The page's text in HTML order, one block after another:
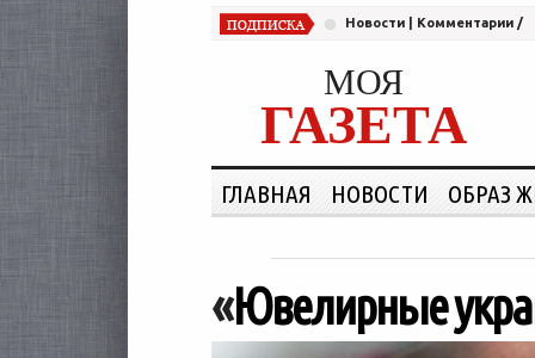
Новости Комментарии /
МОЯ
ГАЗЕТА
ГЛАВНАЯ НОВОСТИ ОБРАЗ
«Ювелирные